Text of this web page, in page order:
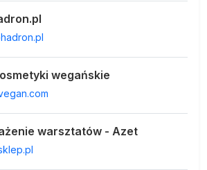
wegańskie
warsztatów - Azet